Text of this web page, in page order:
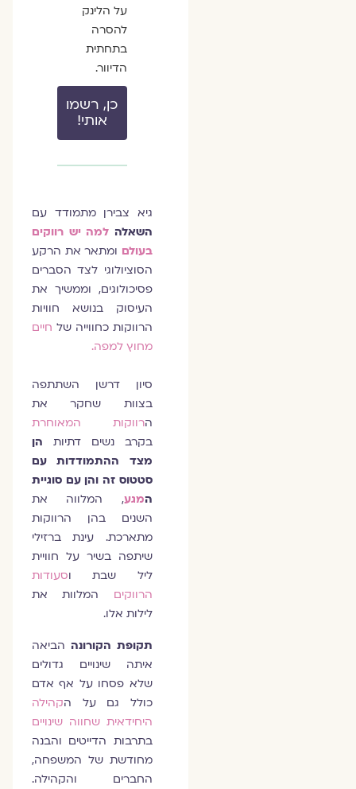
על הלינק
להסרה
בתחתית
הדיוור.
כן, רשמו
אותי!
גיא צבירן מתמודד עם
השאלהלמה יש רווקים
בעולםומתאר את הרקע
הסוציולוגי לצד הסברים
פסיכולוגים, וממשיך את
העיסוק בנושא חוויות
הרווקות כחווייה שלחיים
מחוץ למפה.
סיון דרשן השתתפה
בצוות שחקר את
רווקות המאוחרת
בקרב נשים דתיות
הן
מצד ההתמודדות עם
סטטוס זה והן עם סוגיית
מגע, המלווה את
השנים בהן הרווקות
מתארכת. עינת ברזילי
שיתפה בשיר על חוויית
ליל שבת ו
סעודות
הרווקיםהמלוות את
לילות אלו.
תקופת הקורונההביאה
איתה שינויים גדולים
שלא פסחו על אף אדם
כולל גם על ה קהילה
היחידאית שחווה שינויים
בתרבות הדייטים והבנה
מחודשת של המשפחה,
החברים והקהילה.